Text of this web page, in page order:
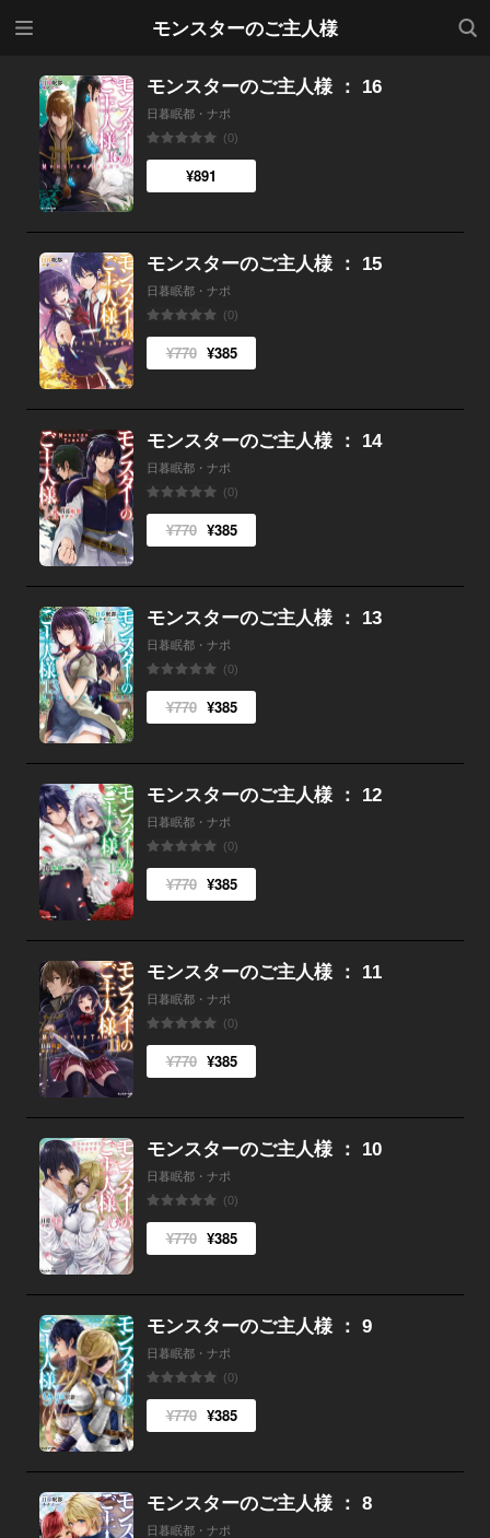
モンスターのご主人様
検索
モンスターのご主人様 ： 16
日暮眠都・ナポ
(0)
¥891
モンスターのご主人様 ： 15
日暮眠都・ナポ
(0)
¥770 ¥385
モンスターのご主人様 ： 14
日暮眠都・ナポ
(0)
¥770 ¥385
モンスターのご主人様 ： 13
日暮眠都・ナポ
(0)
¥770 ¥385
モンスターのご主人様 ： 12
日暮眠都・ナポ
(0)
¥770 ¥385
モンスターのご主人様 ： 11
日暮眠都・ナポ
(0)
¥770 ¥385
モンスターのご主人様 ： 10
日暮眠都・ナポ
(0)
¥770 ¥385
モンスターのご主人様 ： 9
日暮眠都・ナポ
(0)
¥770 ¥385
モンスターのご主人様 ： 8
日暮眠都・ナポ